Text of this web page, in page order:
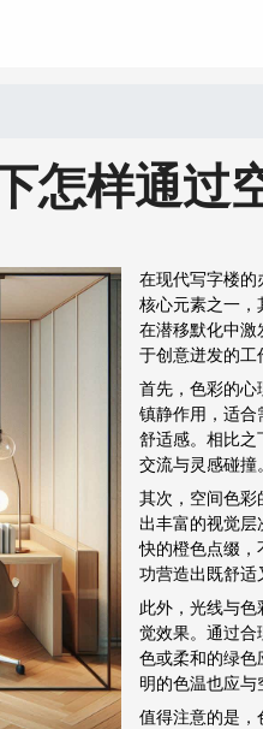
怎样通过
在现代写字楼的
核心元素之一，
在潜移默化中激
于创意迸发的工
首先，色彩的心
镇静作用，适合
舒适感。相比之
交流与灵感碰撞
其次，空间色彩
出丰富的视觉层
快的橙色点缀，
功营造出既舒适
此外，光线与
觉效果。通过合
色或柔和的绿色
明的色温也应与
值得注意的是，